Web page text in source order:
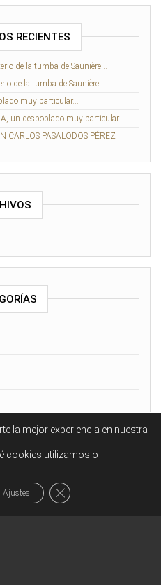
RECIENTES
de la tumba de Saunière…
de la tumba de Saunière…
muy particular…
un despoblado muy particular…
CARLOS PASALODOS PÉREZ
| Tema: Head Blog
la mejor experiencia en nuestra
cookies utilizamos o
Ajustes Cerrar el banner de